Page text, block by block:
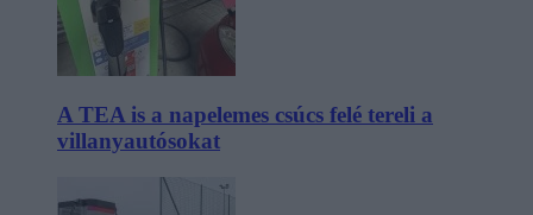
A TEA is a napelemes csúcs felé tereli a
villanyautósokat